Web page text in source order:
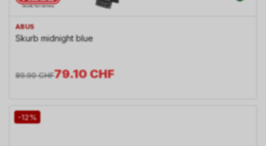
ABUS
Skurb midnight blue
79.10CHF
89.90 CHF
-12%